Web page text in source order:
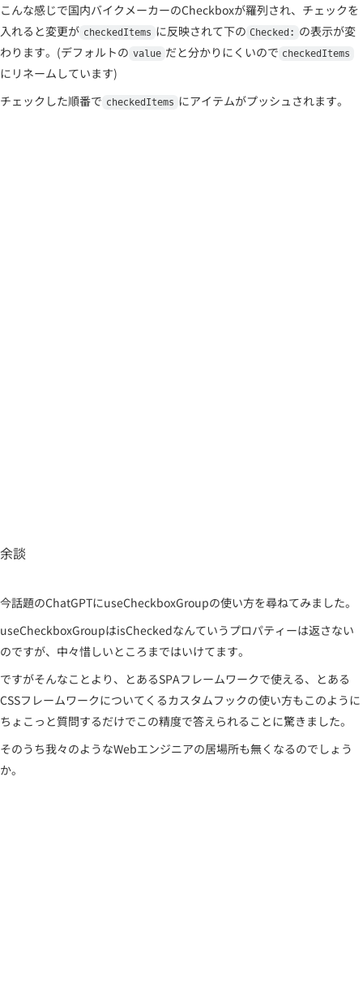
こんな感じで国内バイクメーカーのCheckboxが羅列され、チェックを
入れると変更が checkedItems に反映されて下の Checked: の表示が変
わります。(デフォルトの value だと分かりにくいので checkedItems
にリネームしています)
チェックした順番で checkedItems にアイテムがプッシュされます。
余談
今話題のChatGPTにuseCheckboxGroupの使い方を尋ねてみました。
useCheckboxGroupはisCheckedなんていうプロパティーは返さない
のですが、中々惜しいところまではいけてます。
ですがそんなことより、とあるSPAフレームワークで使える、とある
CSSフレームワークについてくるカスタムフックの使い方もこのように
ちょこっと質問するだけでこの精度で答えられることに驚きました。
そのうち我々のようなWebエンジニアの居場所も無くなるのでしょう
か。